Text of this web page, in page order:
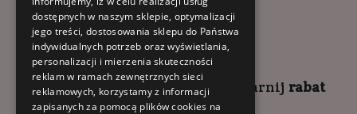
9:00 - 18:00 (pon-pt)
10:00 - 14:00 (sob)
Zapisz się naNEWSLETTER zgarnij rabat
dostępnych w naszym sklepie, optymalizacji
jego treści, dostosowania sklepu do Państwa
indywidualnych potrzeb oraz wyświetlania,
personalizacji i mierzenia skuteczności
reklam w ramach zewnętrznych sieci
reklamowych, korzystamy z informacji
zapisanych za pomocą plików cookies na